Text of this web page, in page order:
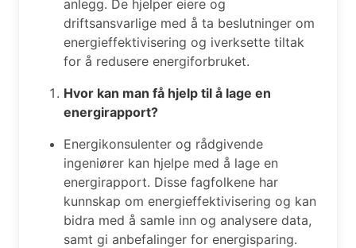
anlegg. De hjelper eiere og
driftsansvarlige med å ta beslutninger om
energieffektivisering og iverksette tiltak
for å redusere energiforbruket.
Hvor kan man få hjelp til å lage en
energirapport?
Energikonsulenter og rådgivende
ingeniører kan hjelpe med å lage en
energirapport. Disse fagfolkene har
kunnskap om energieffektivisering og kan
bidra med å samle inn og analysere data,
samt gi anbefalinger for energisparing.